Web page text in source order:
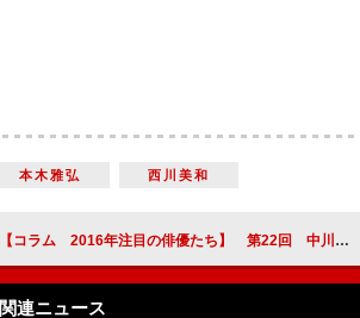
本木雅弘 西川美和
【コラム 2016年注目の俳優たち】 第22回 中川大志＆星野源 豊臣と徳川の後継者を演じる２人 「真田丸」
関連ニュース